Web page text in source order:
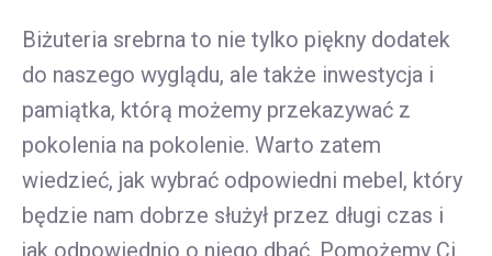
Biżuteria srebrna to nie tylko piękny dodatek
do naszego wyglądu, ale także inwestycja i
pamiątka, którą możemy przekazywać z
pokolenia na pokolenie. Warto zatem
wiedzieć, jak wybrać odpowiedni mebel, który
będzie nam dobrze służył przez długi czas i